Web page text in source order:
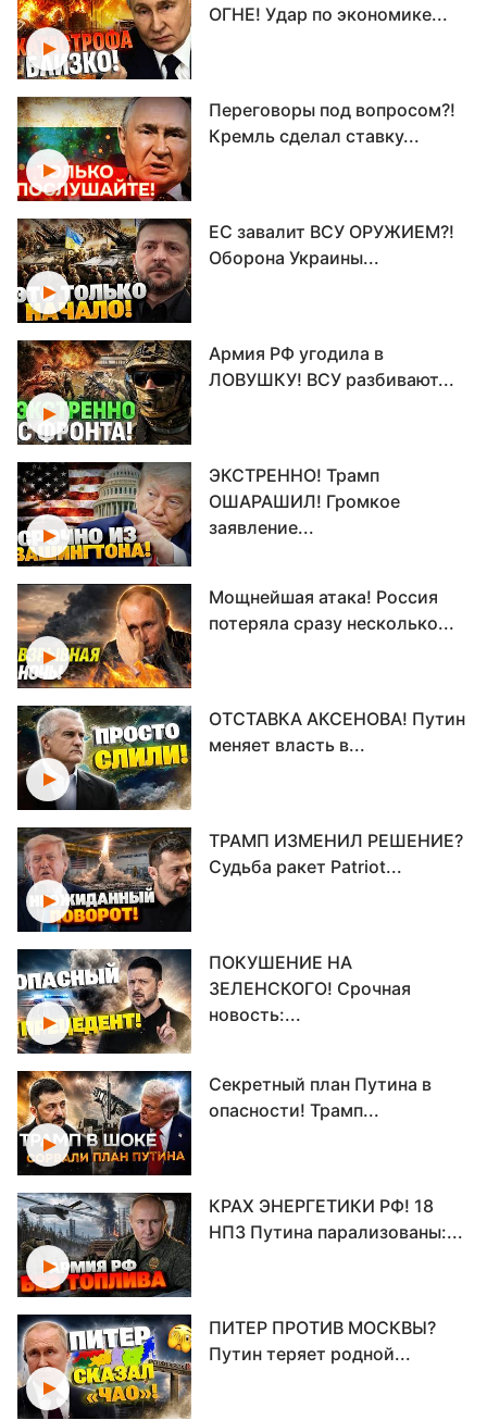
ОГНЕ! Удар по экономике...
Переговоры под вопросом?!
Кремль сделал ставку...
ЕС завалит ВСУ ОРУЖИЕМ?!
Оборона Украины...
Армия РФ угодила в
ЛОВУШКУ! ВСУ разбивают...
ЭКСТРЕННО! Трамп
ОШАРАШИЛ! Громкое
заявление...
Мощнейшая атака! Россия
потеряла сразу несколько...
ОТСТАВКА АКСЕНОВА! Путин
меняет власть в...
ТРАМП ИЗМЕНИЛ РЕШЕНИЕ?
Судьба ракет Patriot...
ПОКУШЕНИЕ НА
ЗЕЛЕНСКОГО! Срочная
новость:...
Секретный план Путина в
опасности! Трамп...
КРАХ ЭНЕРГЕТИКИ РФ! 18
НПЗ Путина парализованы:...
ПИТЕР ПРОТИВ МОСКВЫ?
Путин теряет родной...